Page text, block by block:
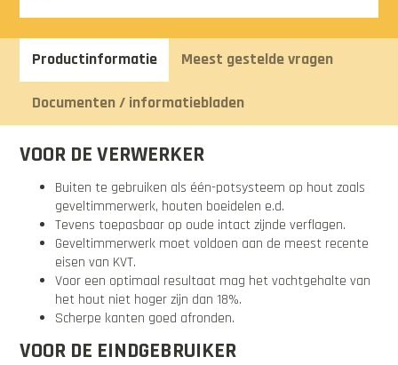
Productinformatie Meest gestelde vragen
Documenten / informatiebladen
VOOR DE VERWERKER
Buiten te gebruiken als één-potsysteem op hout zoals
geveltimmerwerk, houten boeidelen e.d.
Tevens toepasbaar op oude intact zijnde verflagen.
Geveltimmerwerk moet voldoen aan de meest recente
eisen van KVT.
Voor een optimaal resultaat mag het vochtgehalte van
het hout niet hoger zijn dan 18%.
Scherpe kanten goed afronden.
VOOR DE EINDGEBRUIKER